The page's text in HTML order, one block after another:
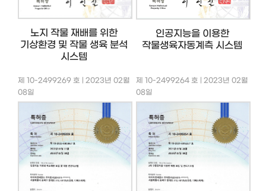
노지 작물 재배를 위한
기상환경 및 작물 생육 분석
시스템
인공지능을 이용한
작물생육자동계측 시스템
제 10-2499269 호 | 2023년 02월
08일
제 10-2499264 호 | 2023년 02월
08일